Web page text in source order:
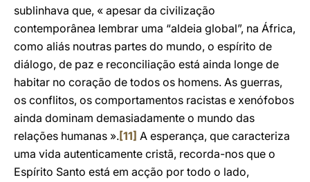
sublinhava que, « apesar da civilização
contemporânea lembrar uma “aldeia global”, na África,
como aliás noutras partes do mundo, o espírito de
diálogo, de paz e reconciliação está ainda longe de
habitar no coração de todos os homens. As guerras,
os conflitos, os comportamentos racistas e xenófobos
ainda dominam demasiadamente o mundo das
relações humanas ».[11] A esperança, que caracteriza
uma vida autenticamente cristã, recorda-nos que o
Espírito Santo está em acção por todo o lado,